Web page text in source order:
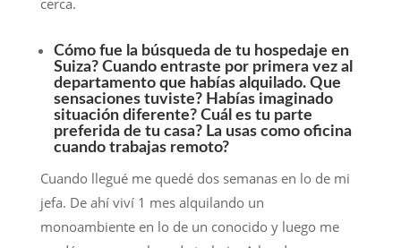
cerca.
Cómo fue la búsqueda de tu hospedaje en
Suiza? Cuando entraste por primera vez al
departamento que habías alquilado. Que
sensaciones tuviste? Habías imaginado
situación diferente? Cuál es tu parte
preferida de tu casa? La usas como oficina
cuando trabajas remoto?
Cuando llegué me quedé dos semanas en lo de mi
jefa. De ahí viví 1 mes alquilando un
monoambiente en lo de un conocido y luego me